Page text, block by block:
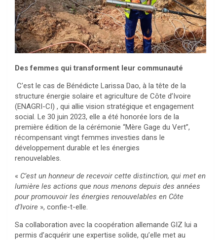
Des femmes qui transforment leur communauté
C’est le cas de Bénédicte Larissa Dao, à la tête de la
structure énergie solaire et agriculture de Côte d’Ivoire
(ENAGRI-CI) , qui allie vision stratégique et engagement
social. Le 30 juin 2023, elle a été honorée lors de la
première édition de la cérémonie “Mère Gage du Vert”,
récompensant vingt femmes investies dans le
développement durable et les énergies
renouvelables.
« C’est un honneur de recevoir cette distinction, qui met en
lumière les actions que nous menons depuis des années
pour promouvoir les énergies renouvelables en Côte
d’Ivoire », confie-t-elle.
Sa collaboration avec la coopération allemande GIZ lui a
permis d’acquérir une expertise solide, qu’elle met au